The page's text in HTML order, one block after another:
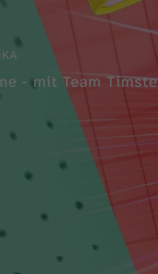
- mit Team